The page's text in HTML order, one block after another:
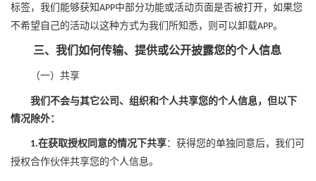
标签，我们能够获知APP中部分功能或活动页面是否被打开，如果您
不希望自己的活动以这种方式为我们所知悉，则可以卸载APP。
三、我们如何传输、提供或公开披露您的个人信息
（一）共享
我们不会与其它公司、组织和个人共享您的个人信息，但以下
情况除外：
1.在获取授权同意的情况下共享：获得您的单独 同意后，我们可
授权合作伙伴共享您的个人信息。